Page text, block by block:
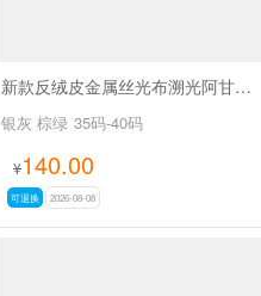
新款反绒皮金属丝光布溯光阿甘休闲鞋SA9288
银灰 棕绿 35码-40码
¥140.00
可退换 2026-08-08